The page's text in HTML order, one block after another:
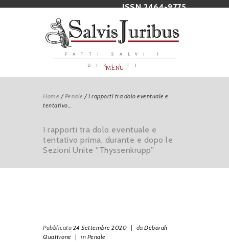
ISSN 2464-9775
FATTI SALVI I
DIRITTI
MENU
Home /Penale /I rapporti tra dolo eventuale e
tentativo...
I rapporti tra dolo eventuale e
tentativo prima, durante e dopo le
Sezioni Unite “Thyssenkrupp”
Pubblicato 24 Settembre 2020 | da Deborah
Quattrone | in Penale